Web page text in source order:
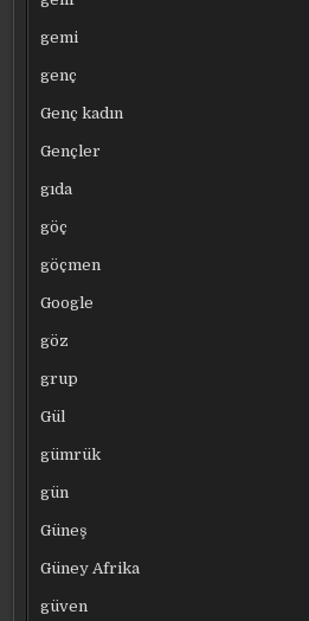
gemi
genç
Genç kadın
Gençler
gıda
göç
göçmen
Google
göz
grup
Gül
gümrük
gün
Güneş
Güney Afrika
güven